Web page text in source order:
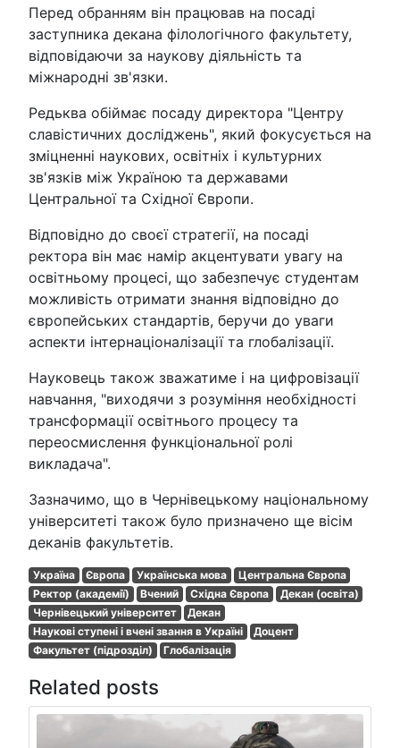
Перед обранням він працював на посаді
заступника декана філологічного факультету,
відповідаючи за наукову діяльність та
міжнародні зв'язки.
Редьква обіймає посаду директора "Центру
славістичних досліджень", який фокусується на
зміцненні наукових, освітніх і культурних
зв'язків між Україною та державами
Центральної та Східної Європи.
Відповідно до своєї стратегії, на посаді
ректора він має намір акцентувати увагу на
освітньому процесі, що забезпечує студентам
можливість отримати знання відповідно до
європейських стандартів, беручи до уваги
аспекти інтернаціоналізації та глобалізації.
Науковець також зважатиме і на цифровізації
навчання, "виходячи з розуміння необхідності
трансформації освітнього процесу та
переосмислення функціональної ролі
викладача".
Зазначимо, що в Чернівецькому національному
університеті також було призначено ще вісім
деканів факультетів.
Україна Європа Українська мова
Центральна Європа
Ректор (академії)
Вчений Східна Європа
Декан (освіта)
Чернівецький університет
Декан
Наукові ступені і вчені звання в Україні
Доцент
Факультет (підрозділ)
Глобалізація
Related posts